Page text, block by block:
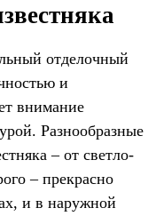
отделочный
и
внимание
Разнообразные
– от светло-
– прекрасно
и в наружной